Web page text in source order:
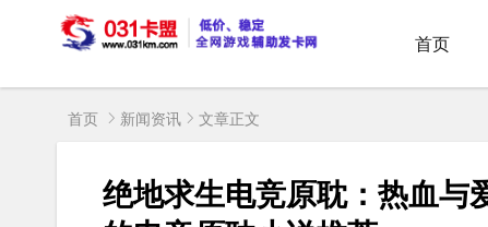
首页
首页 新闻资讯 文章正文
绝地求生电竞原耽：热血与